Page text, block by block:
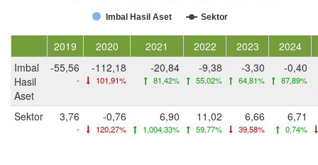
Imbal Hasil Aset Sektor
2019 2020 2021 2022 2023
2024
Imbal
Hasil
Aset
-55,56
-
-112,18
101,91%
-20,84
81,42%
-9,38
55,02%
-3,30
64,81%
-0,40
87,89%
Sektor 3,76
-
-0,76
120,27%
6,90
1.004,33%
11,02
59,77%
6,66
39,58%
6,71
0,74%